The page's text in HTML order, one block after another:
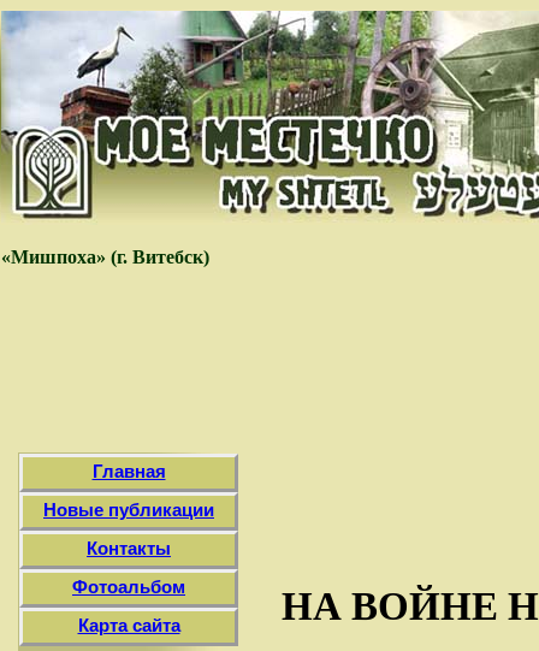
«Мишпоха» (г. Витебск)
Главная
Новые публикации
Контакты
Фотоальбом
Карта сайта
НА ВОЙНЕ